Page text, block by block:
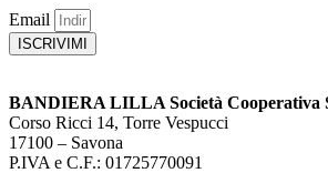
Email
ISCRIVIMI
BANDIERA LILLA Società Cooperativa
Corso Ricci 14, Torre Vespucci
17100 – Savona
P.IVA e C.F.: 01725770091